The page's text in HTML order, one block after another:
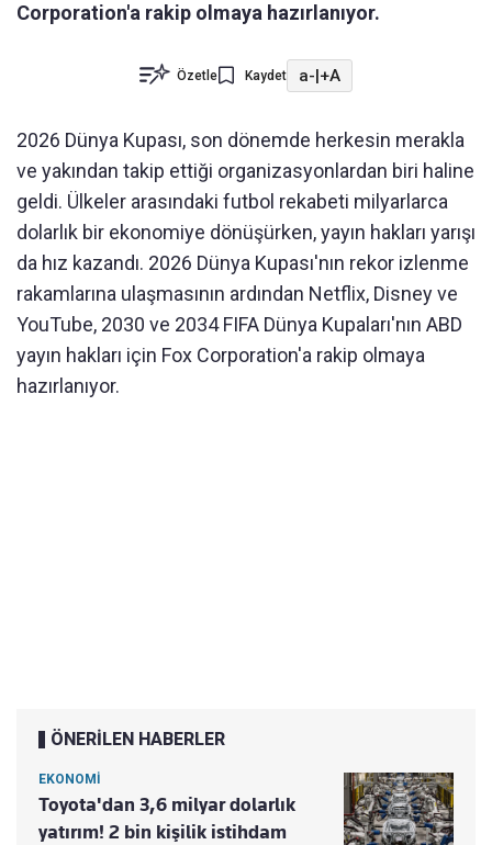
Corporation'a rakip olmaya hazırlanıyor.
Özetle Kaydet a-|+A
2026 Dünya Kupası, son dönemde herkesin merakla
ve yakından takip ettiği organizasyonlardan biri haline
geldi. Ülkeler arasındaki futbol rekabeti milyarlarca
dolarlık bir ekonomiye dönüşürken, yayın hakları yarışı
da hız kazandı. 2026 Dünya Kupası'nın rekor izlenme
rakamlarına ulaşmasının ardından Netflix, Disney ve
YouTube, 2030 ve 2034 FIFA Dünya Kupaları'nın ABD
yayın hakları için Fox Corporation'a rakip olmaya
hazırlanıyor.
ÖNERİLEN HABERLER
EKONOMİ
Toyota'dan 3,6 milyar dolarlık
yatırım! 2 bin kişilik istihdam